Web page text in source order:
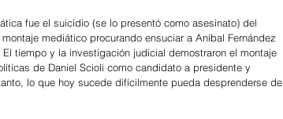
fue el suicidio (se lo presentó como asesinato) del
mediático procurando ensuciar a Aníbal Fernández
tiempo y la investigación judicial demostraron el montaje
de Daniel Scioli como candidato a presidente y
lo que hoy sucede difícilmente pueda desprenderse de